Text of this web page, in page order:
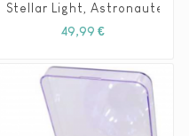
Stellar Light, Astronaute
49,99 €Prix